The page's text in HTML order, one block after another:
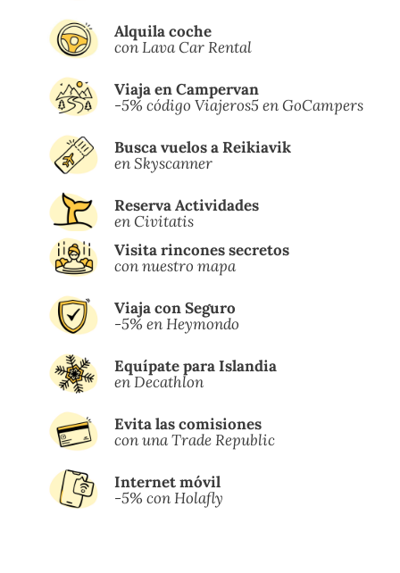
Alquila coche
con Lava Car Rental
Viaja en Campervan
-5% código Viajeros5 en GoCampers
Busca vuelos a Reikiavik
en Skyscanner
Reserva Actividades
en Civitatis
Visita rincones secretos
con nuestro mapa
Viaja con Seguro
-5% en Heymondo
Equípate para Islandia
en Decathlon
Evita las comisiones
con una Trade Republic
Internet móvil
-5% con Holafly